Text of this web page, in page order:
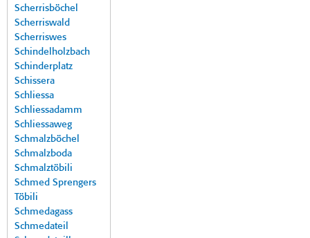
Scherrisböchel
Scherriswald
Scherriswes
Schindelholzbach
Schinderplatz
Schissera
Schliessa
Schliessadamm
Schliessaweg
Schmalzböchel
Schmalzboda
Schmalztöbili
Schmed Sprengers
Töbili
Schmedagass
Schmedateil